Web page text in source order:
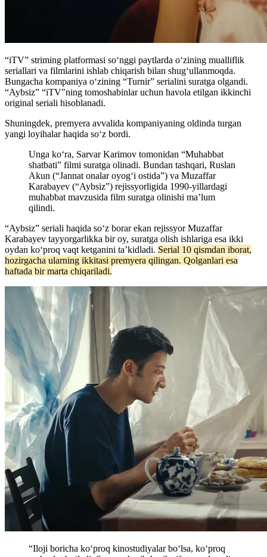
“iTV” striming platformasi soʻnggi paytlarda oʻzining mualliflik
seriallari va filmlarini ishlab chiqarish bilan shugʻullanmoqda.
Bungacha kompaniya oʻzining “Turnir” serialini suratga olgandi.
“Aybsiz” “iTV"ning tomoshabinlar uchun havola etilgan ikkinchi
original seriali hisoblanadi.
Shuningdek, premyera avvalida kompaniyaning oldinda turgan
yangi loyihalar haqida soʻz bordi.
Unga koʻra, Sarvar Karimov tomonidan “Muhabbat
shatbati” filmi suratga olinadi. Bundan tashqari, Ruslan
Akun (“Jannat onalar oyogʻi ostida”) va Muzaffar
Karabayev (“Aybsiz”) rejissyorligida 1990-yillardagi
muhabbat mavzusida film suratga olinishi ma’lum
qilindi.
“Aybsiz” seriali haqida soʻz borar ekan rejissyor Muzaffar
Karabayev tayyorgarlikka bir oy, suratga olish ishlariga esa ikki
oydan koʻproq vaqt ketganini ta’kidladi. Serial 10 qismdan iborat,
hozirgacha ularning ikkitasi premyera qilingan. Qolganlari esa
haftada bir marta chiqariladi.
“Iloji boricha koʻproq kinostudiyalar boʻlsa, koʻproq